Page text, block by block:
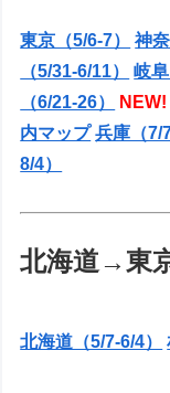
東京（5/6-7） 神
（5/31-6/11）
岐
（6/21-26）
NEW!
内マップ 兵庫（7/
8/4）
北海道→東
北海道（5/7-6/4）